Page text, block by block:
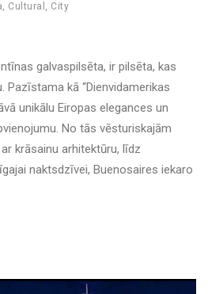
, Cultural , City
galvaspilsēta, ir pilsēta, kas
Pazīstama kā “Dienvidamerikas
unikālu Eiropas elegances un
No tās vēsturiskajām
krāsainu arhitektūru, līdz
naktsdzīvei, Buenosaires iekaro